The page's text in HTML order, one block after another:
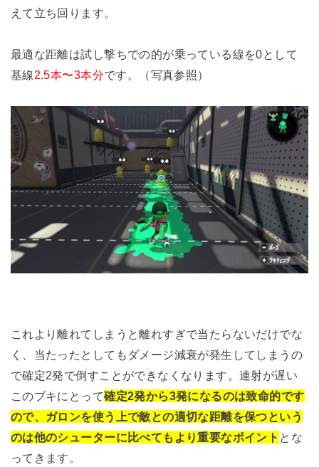
えて立ち回ります。
最適な距離は試し撃ちでの的が乗っている線を0として
基線2.5本〜3本分です。（写真参照）
これより離れてしまうと離れすぎで当たらないだけでな
く、当たったとしてもダメージ減衰が発生してしまうの
で確定2発で倒すことができなくなります。連射が遅い
このブキにとって確定2発から3発になるのは致命的です
ので、ガロンを使う上で敵との適切な距離を保つという
のは他のシューターに比べてもより重要なポイント とな
ってきます。